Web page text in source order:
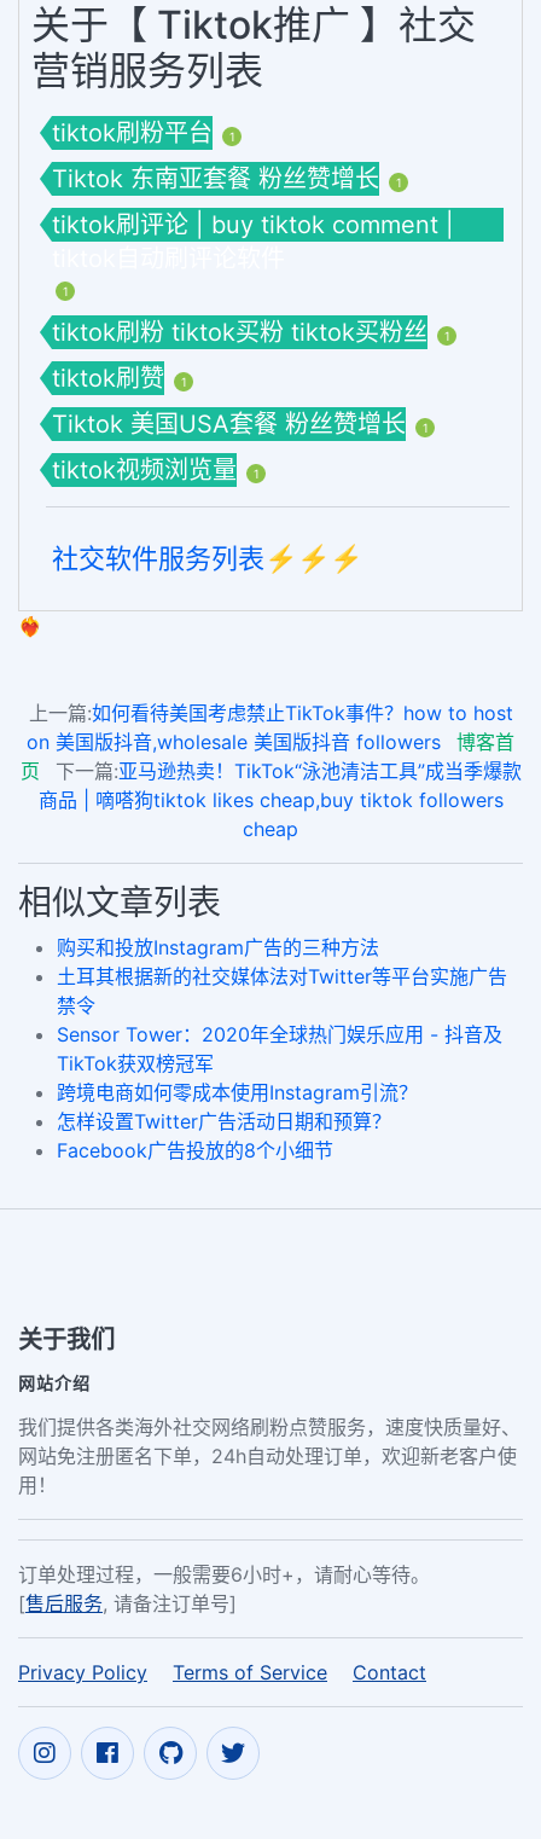
关于【 Tiktok推广 】社交
营销服务列表
tiktok刷粉平台 1
Tiktok 东南亚套餐 粉丝赞增长 1
tiktok刷评论 | buy tiktok comment |
1
tiktok刷粉 tiktok买粉 tiktok买粉丝 1
tiktok刷赞 1
Tiktok 美国USA套餐 粉丝赞增长 1
tiktok视频浏览量 1
社交软件服务列表⚡️⚡️⚡️
❤️‍🔥
上一篇:如何看待美国考虑禁止TikTok事件？how to host
on 美国版抖音,wholesale 美国版抖音 followers
博客首
页
下一篇:亚马逊热卖！TikTok“泳池清洁工具”成当季爆款
商品 | 嘀嗒狗tiktok likes cheap,buy tiktok followers
cheap
相似文章列表
购买和投放Instagram广告的三种方法
土耳其根据新的社交媒体法对Twitter等平台实施广告
禁令
Sensor Tower：2020年全球热门娱乐应用 - 抖音及
TikTok获双榜冠军
跨境电商如何零成本使用Instagram引流？
怎样设置Twitter广告活动日期和预算？
Facebook广告投放的8个小细节
关于我们
网站介绍
我们提供各类海外社交网络刷粉点赞服务，速度快质量好、
网站免注册匿名下单，24h自动处理订单，欢迎新老客户使
用！
订单处理过程，一般需要6小时+，请耐心等待。
[售后服务, 请备注订单号]
Privacy Policy Terms of Service Contact